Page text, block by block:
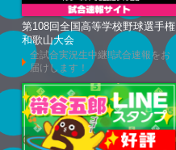
第108回全国高等学校野球選手権
和歌山大会
全試合実況生中継!!試合速報をお
届けします！